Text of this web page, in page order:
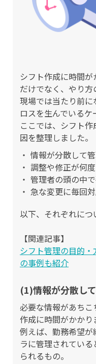
シフト作成に時間
だけでなく、やり方
現場では当たり前
ロスを生んでいるケ
ここでは、シフト
因を整理しました。
情報が分散して
調整や修正が何
管理者の頭の中
急な変更に毎回
以下、それぞれにつ
【関連記事】
シフト管理の目的
の事例も紹介
(1)情報が分散し
必要な情報があちこ
作成に時間がかかり
例えば、勤務希望
ラに管理されてい
られるもの。